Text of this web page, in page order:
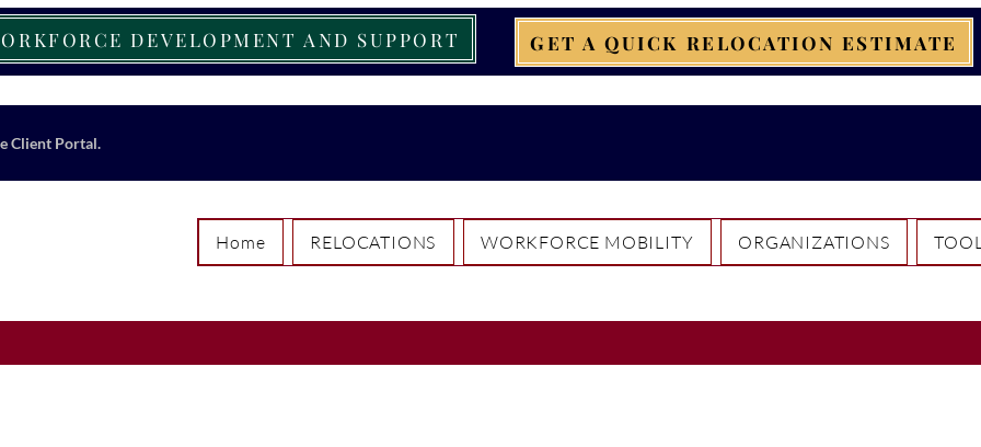
DEVELOPMENT AND SUPPORT GET A QUICK RELOCATION ESTIMATE
Client Portal.
Home RELOCATIONS WORKFORCE MOBILITY ORGANIZATIONS